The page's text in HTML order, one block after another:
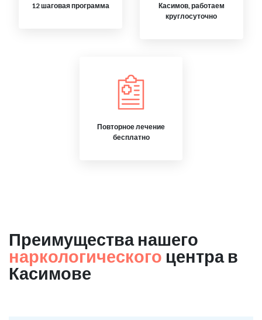
12 шаговая программа
Касимов, работаем
круглосуточно
Повторное лечение
бесплатно
Преимущества нашего
наркологического центра в
Касимове